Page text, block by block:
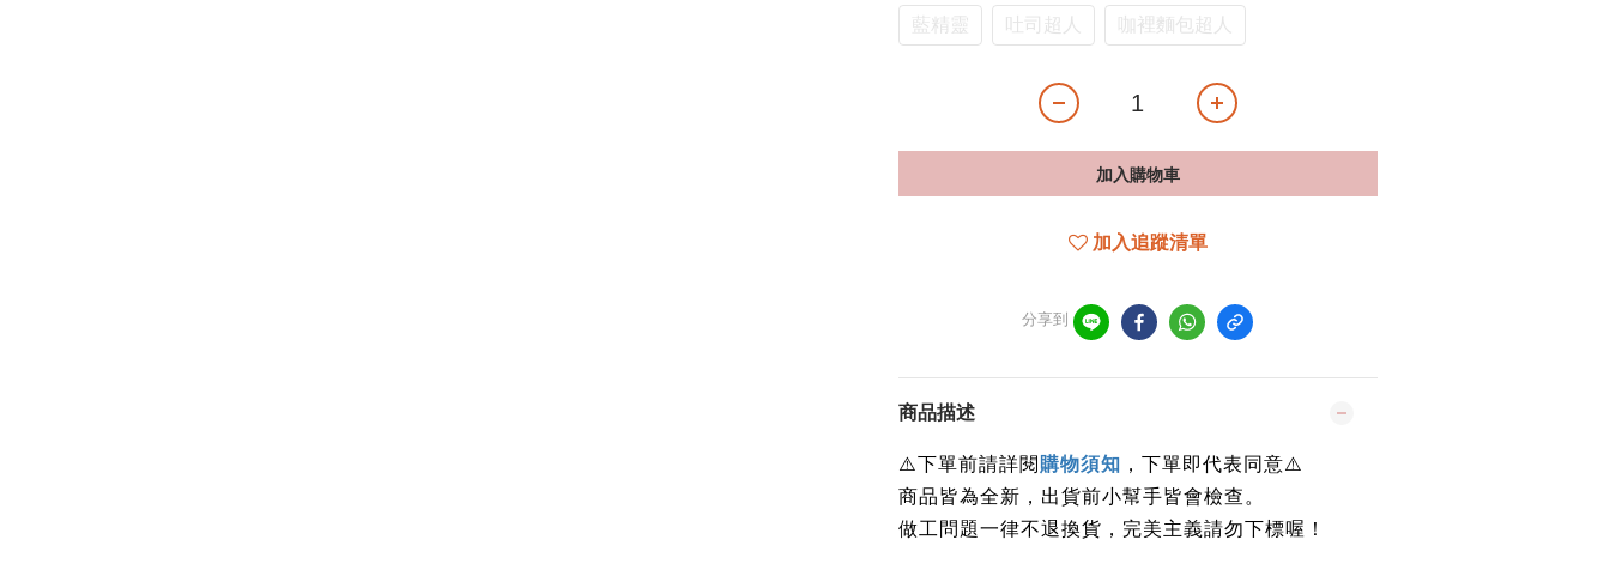
藍精靈 吐司超人 咖裡麵包超人
加入購物車
加入追蹤清單
分享到
商品描述
⚠️下單前請詳閱購物須知 ，下單即代表同意⚠️
商品皆為全新，出貨前小幫手皆會檢查。
做工問題一律不退換貨，完美主義請勿下標喔！